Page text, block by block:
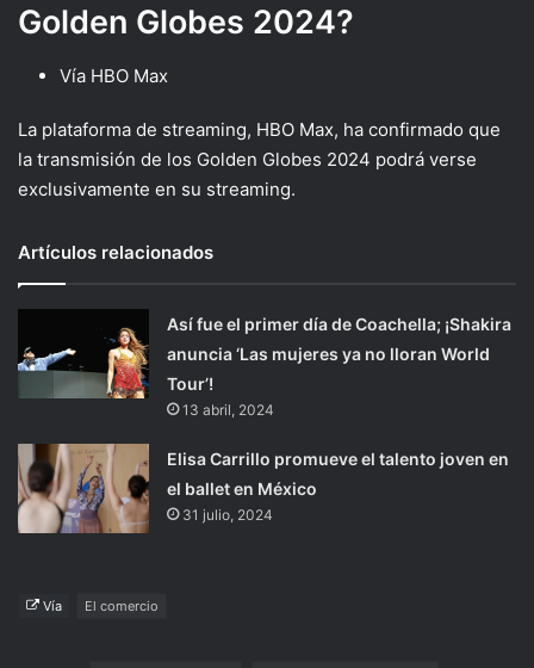
Golden Globes 2024?
Vía HBO Max
La plataforma de streaming, HBO Max, ha confirmado que
la transmisión de los Golden Globes 2024 podrá verse
exclusivamente en su streaming.
Artículos relacionados
Así fue el primer día de Coachella; ¡Shakira
anuncia ‘Las mujeres ya no lloran World
Tour’!
13 abril, 2024
Elisa Carrillo promueve el talento joven en
el ballet en México
31 julio, 2024
Vía El comercio